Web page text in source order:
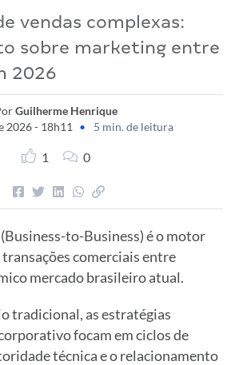
vendas complexas:
sobre marketing entre
2026
Guilherme Henrique
2026 - 18h11
• 5 min. de leitura
1 0
(Business-to-Business) é o motor
comerciais entre
mercado brasileiro atual.
tradicional, as estratégias
focam em ciclos de
técnica e o relacionamento